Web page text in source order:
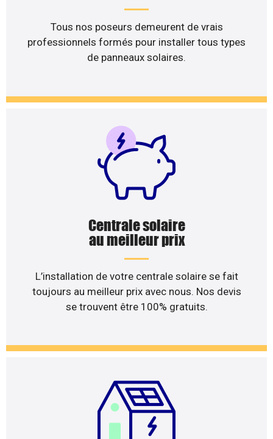
Tous nos poseurs demeurent de vrais
professionnels formés pour installer tous types
de panneaux solaires.
Centrale solaire
au meilleur prix
L’installation de votre centrale solaire se fait
toujours au meilleur prix avec nous. Nos devis
se trouvent être 100% gratuits.